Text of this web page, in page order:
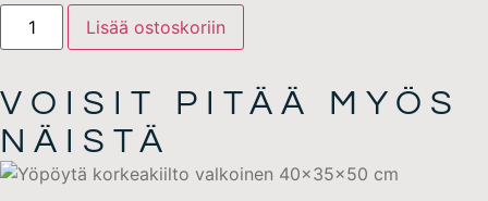
Lisää ostoskoriin
VOISIT PITÄÄ MYÖS
NÄISTÄ